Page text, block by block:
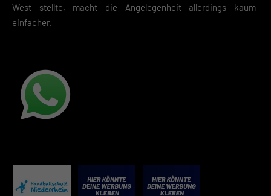
West stellte, macht die Angelegenheit allerdings kaum
einfacher.